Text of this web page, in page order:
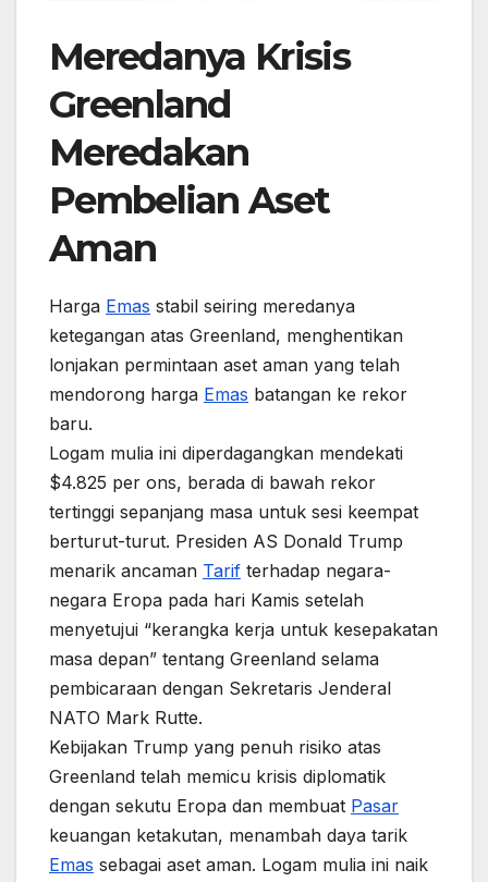
Meredanya Krisis
Greenland
Meredakan
Pembelian Aset
Aman
Harga Emas stabil seiring meredanya
ketegangan atas Greenland, menghentikan
lonjakan permintaan aset aman yang telah
mendorong harga Emas batangan ke rekor
baru.
Logam mulia ini diperdagangkan mendekati
$4.825 per ons, berada di bawah rekor
tertinggi sepanjang masa untuk sesi keempat
berturut-turut. Presiden AS Donald Trump
menarik ancaman Tarif terhadap negara-
negara Eropa pada hari Kamis setelah
menyetujui “kerangka kerja untuk kesepakatan
masa depan” tentang Greenland selama
pembicaraan dengan Sekretaris Jenderal
NATO Mark Rutte.
Kebijakan Trump yang penuh risiko atas
Greenland telah memicu krisis diplomatik
dengan sekutu Eropa dan membuat Pasar
keuangan ketakutan, menambah daya tarik
Emas sebagai aset aman. Logam mulia ini naik